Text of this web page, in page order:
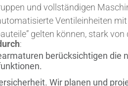
und vollständigen
Ventileinheiten
gelten können, stark
:
berücksichtigen die
Wir planen und